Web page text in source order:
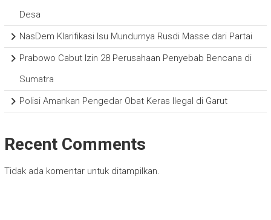
Desa
NasDem Klarifikasi Isu Mundurnya Rusdi Masse dari Partai
Prabowo Cabut Izin 28 Perusahaan Penyebab Bencana di
Sumatra
Polisi Amankan Pengedar Obat Keras Ilegal di Garut
Recent Comments
Tidak ada komentar untuk ditampilkan.